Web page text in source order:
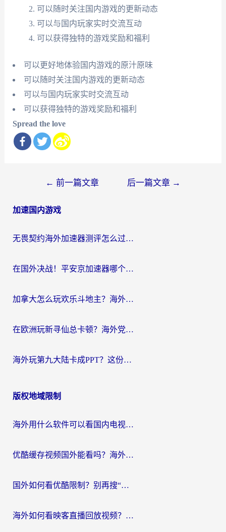
可以随时关注国内游戏的更新动态
可以与国内玩家实时交流互动
可以获得独特的游戏奖励和福利
可以更好地体验国内游戏的原汁原味
可以随时关注国内游戏的更新动态
可以与国内玩家实时交流互动
可以获得独特的游戏奖励和福利
Spread the love
导
← 前一篇文章 后一篇文章 →
加速国内游戏
无畏契约海外加速器测评怎么过？海外玩家亲测实用指南（附小众技巧）
在国外决战！平安京加速器哪个好用一点？老玩家亲测番茄加速器全解析
加拿大怎么玩欢乐斗地主？海外党国服游戏加速终极指南（附绝地求生未来之役300英雄实测）
在欧洲玩新寻仙总卡顿？海外党必看的国服游戏加速全攻略
海外玩第九大陆卡成PPT？这份网络加速指南帮你丝滑上分
版权地域限制
海外用什么软件可以看国内电视？留学生亲测有效的追剧自由指南
优酷缓存视频国外能看吗？海外党追剧看片的终极解决方案来了
国外如何看优酷限制？别再搜“在日本哪个软件可以看中国电视剧”，这篇教你搞定
海外如何看映客直播回放视频？这份攻略帮你搞定（附腾讯优酷观看技巧）